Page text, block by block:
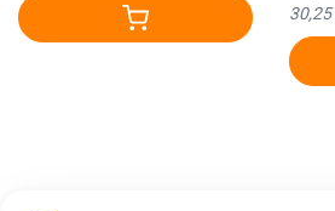
30,25